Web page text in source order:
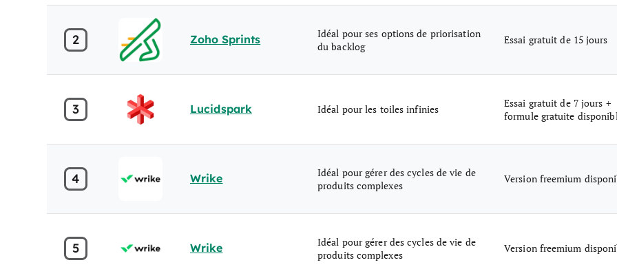
2 Zoho Sprints
Idéal pour ses options de priorisation
du backlog
Essai gratuit de 15 jours
3 Lucidspark Idéal pour les toiles infinies
Essai gratuit de 7 jours +
formule gratuite
4 Wrike
Idéal pour gérer des cycles de vie de
produits complexes
Version freemium
5 Wrike
Idéal pour gérer des cycles de vie de
produits complexes
Version freemium